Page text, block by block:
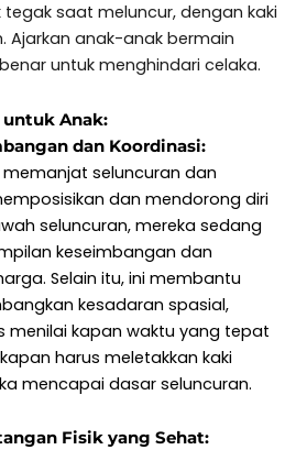
tegak saat meluncur, dengan kaki
Ajarkan anak-anak bermain
untuk menghindari celaka.
untuk Anak:
dan Koordinasi:
seluncuran dan
dan mendorong diri
seluncuran, mereka sedang
keseimbangan dan
Selain itu, ini membantu
kesadaran spasial,
menilai kapan waktu yang tepat
harus meletakkan kaki
mencapai dasar seluncuran.
Fisik yang Sehat: